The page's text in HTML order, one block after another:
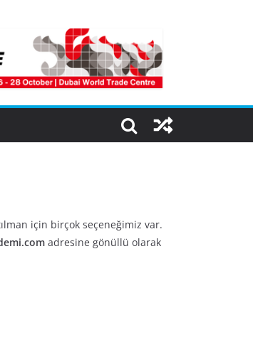
için birçok seçeneğimiz var.
adresine gönüllü olarak